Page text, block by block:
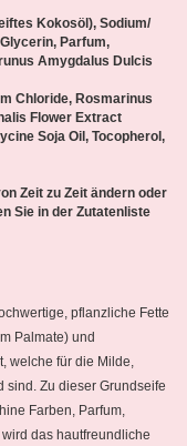
Kokosöl), Sodium/
Parfum,
Amygdalus Dulcis
Chloride, Rosmarinus
Flower Extract
Soja Oil, Tocopherol,
Zeit zu Zeit ändern oder
Sie in der Zutatenliste
pflanzliche Fette
Palmate) und
welche für die Milde,
sind. Zu dieser Grundseife
Farben, Parfum,
das hautfreundliche